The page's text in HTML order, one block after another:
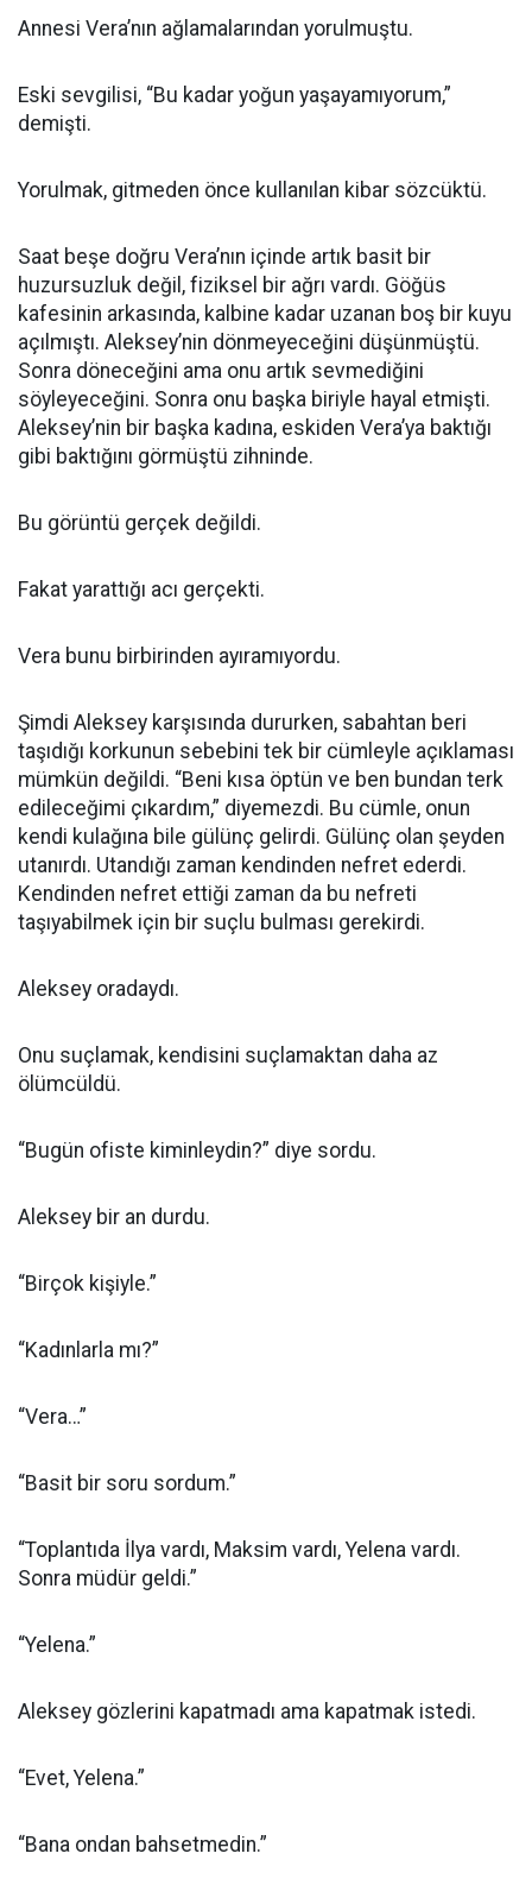
Annesi Vera’nın ağlamalarından yorulmuştu.
Eski sevgilisi, “Bu kadar yoğun yaşayamıyorum,”
demişti.
Yorulmak, gitmeden önce kullanılan kibar sözcüktü.
Saat beşe doğru Vera’nın içinde artık basit bir
huzursuzluk değil, fiziksel bir ağrı vardı. Göğüs
kafesinin arkasında, kalbine kadar uzanan boş bir kuyu
açılmıştı. Aleksey’nin dönmeyeceğini düşünmüştü.
Sonra döneceğini ama onu artık sevmediğini
söyleyeceğini. Sonra onu başka biriyle hayal etmişti.
Aleksey’nin bir başka kadına, eskiden Vera’ya baktığı
gibi baktığını görmüştü zihninde.
Bu görüntü gerçek değildi.
Fakat yarattığı acı gerçekti.
Vera bunu birbirinden ayıramıyordu.
Şimdi Aleksey karşısında dururken, sabahtan beri
taşıdığı korkunun sebebini tek bir cümleyle açıklaması
mümkün değildi. “Beni kısa öptün ve ben bundan terk
edileceğimi çıkardım,” diyemezdi. Bu cümle, onun
kendi kulağına bile gülünç gelirdi. Gülünç olan şeyden
utanırdı. Utandığı zaman kendinden nefret ederdi.
Kendinden nefret ettiği zaman da bu nefreti
taşıyabilmek için bir suçlu bulması gerekirdi.
Aleksey oradaydı.
Onu suçlamak, kendisini suçlamaktan daha az
ölümcüldü.
“Bugün ofiste kiminleydin?” diye sordu.
Aleksey bir an durdu.
“Birçok kişiyle.”
“Kadınlarla mı?”
“Vera…”
“Basit bir soru sordum.”
“Toplantıda İlya vardı, Maksim vardı, Yelena vardı.
Sonra müdür geldi.”
“Yelena.”
Aleksey gözlerini kapatmadı ama kapatmak istedi.
“Evet, Yelena.”
“Bana ondan bahsetmedin.”